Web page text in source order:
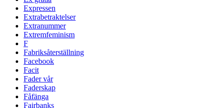
Expressen
Extrabetraktelser
Extranummer
Extremfeminism
F
Fabriksåterställning
Facebook
Facit
Fader vår
Faderskap
Fåfänga
Fairbanks